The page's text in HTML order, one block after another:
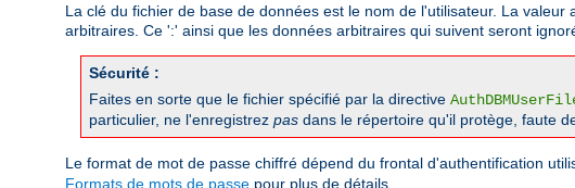
La clé du fichier de base de données est le nom de l'utilisateur. La
arbitraires. Ce ':' ainsi que les données arbitraires qui suivent seront
Sécurité :
Faites en sorte que le fichier spécifié par la directive
particulier, ne l'enregistrez pas dans le répertoire qu'il protège, faute
Le format de mot de passe chiffré dépend du frontal d'authentification
Formats de mots de passe pour plus de détails.